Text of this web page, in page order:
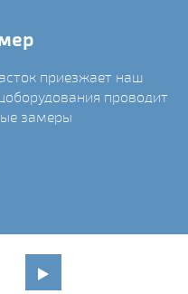
приезжает наш
проводит
замеры